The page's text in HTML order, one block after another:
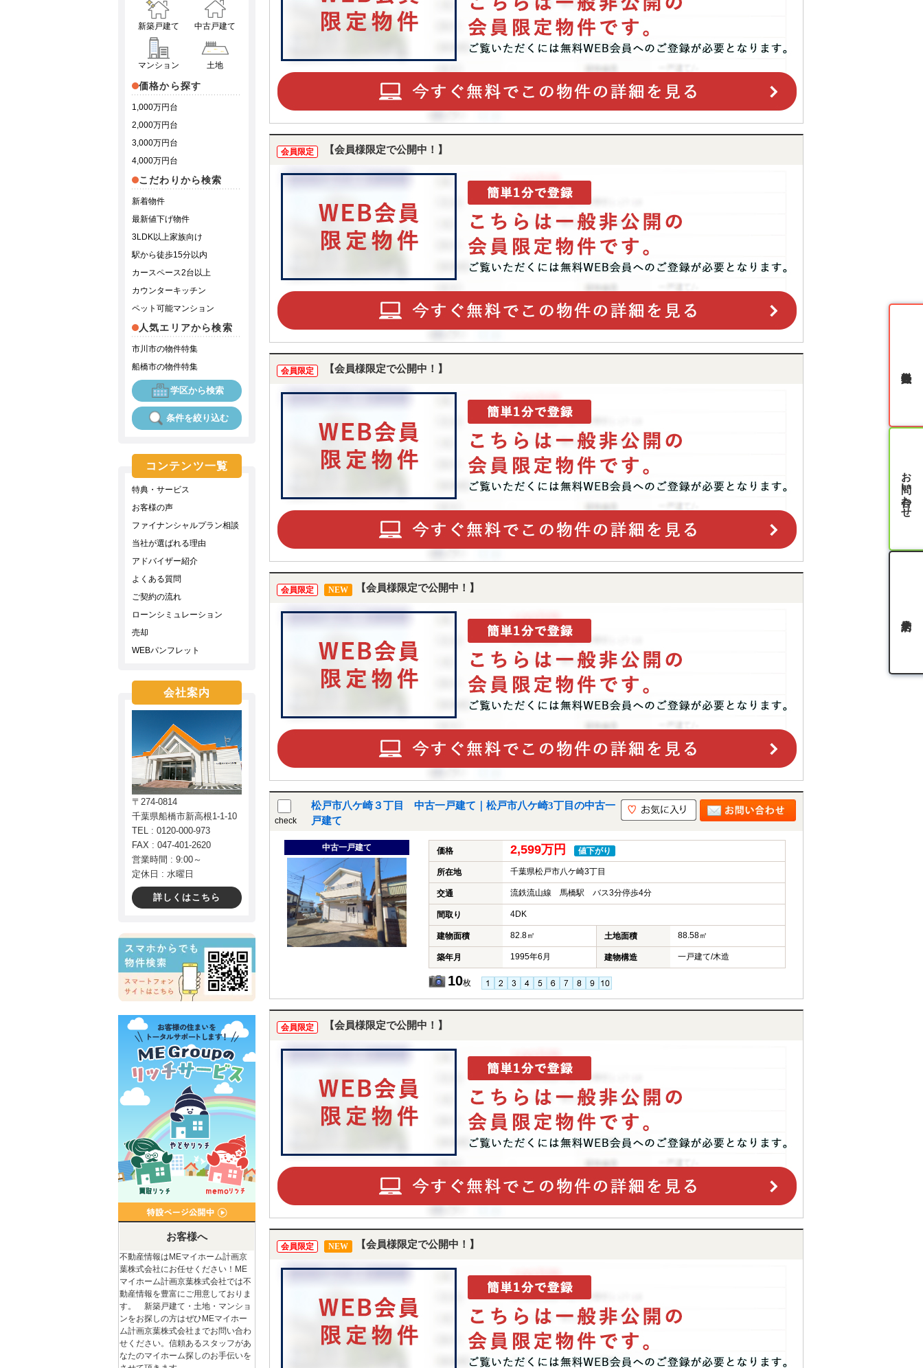
会員限定 【会員様限定で公開中！】
会員限定 【会員様限定で公開中！】
会員限定 NEW 【会員様限定で公開中！】
check
松戸市八ケ崎３丁目 中古一戸建て｜松戸市八ケ崎3丁目の中古一
戸建て
中古一戸建て 価格 2,599万円 値下がり
所在地 千葉県松戸市八ケ崎3丁目
交通 流鉄流山線 馬橋駅 バス3分停歩4分
間取り 4DK
建物面積 82.8㎡ 土地面積 88.58㎡
築年月 1995年6月 建物構造 一戸建て/木造
10枚
会員限定 【会員様限定で公開中！】
会員限定 NEW 【会員様限定で公開中！】
新築戸建て 中古戸建て
マンション 土地
価格から探す
1,000万円台
2,000万円台
3,000万円台
4,000万円台
こだわりから検索
新着物件
最新値下げ物件
3LDK以上家族向け
駅から徒歩15分以内
カースペース2台以上
カウンターキッチン
ペット可能マンション
人気エリアから検索
市川市の物件特集
船橋市の物件特集
学区から検索
条件を絞り込む
コンテンツ一覧
特典・サービス
お客様の声
ファイナンシャルプラン相談
当社が選ばれる理由
アドバイザー紹介
よくある質問
ご契約の流れ
ローンシミュレーション
売却
WEBパンフレット
会社案内
〒274-0814
千葉県船橋市新高根1-1-10
TEL : 0120-000-973
FAX : 047-401-2620
営業時間 : 9:00～
定休日 : 水曜日
詳しくはこちら
お客様へ
不動産情報はMEマイホーム計画京
葉株式会社にお任せください！ME
マイホーム計画京葉株式会社では不
動産情報を豊富にご用意しておりま
す。 新築戸建て・土地・マンショ
ンをお探しの方はぜひMEマイホー
ム計画京葉株式会社までお問い合わ
せください。信頼あるスタッフがあ
なたのマイホーム探しのお手伝いを
お問い合わせ